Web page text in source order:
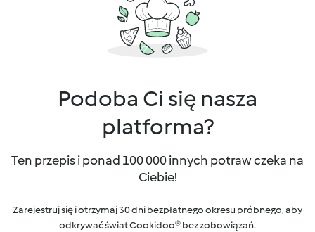
Podoba Ci się nasza
platforma?
Ten przepis i ponad 100 000 innych potraw czeka na
Ciebie!
Zarejestruj się i otrzymaj 30 dni bezpłatnego okresu próbnego, aby
odkrywać świat Cookidoo® bez zobowiązań.